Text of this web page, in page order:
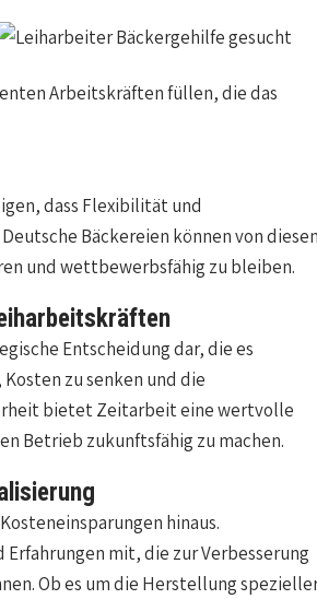
Arbeitskräften füllen, die das
dass Flexibilität und
Bäckereien können von diesen
und wettbewerbsfähig zu bleiben.
Entscheidung dar, die es
zu senken und die
bietet Zeitarbeit eine wertvolle
Betrieb zukunftsfähig zu machen.
hinaus.
mit, die zur Verbesserung
Ob es um die Herstellung